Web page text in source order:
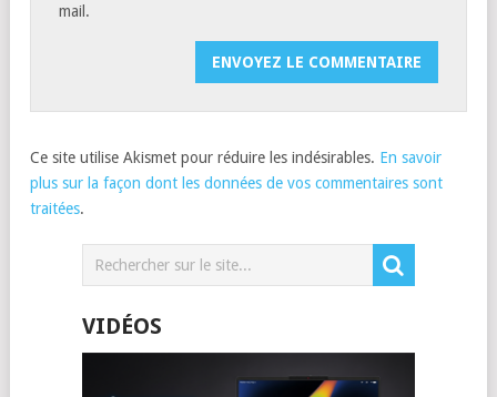
mail.
Ce site utilise Akismet pour réduire les indésirables. En savoir
plus sur la façon dont les données de vos commentaires sont
traitées.
VIDÉOS